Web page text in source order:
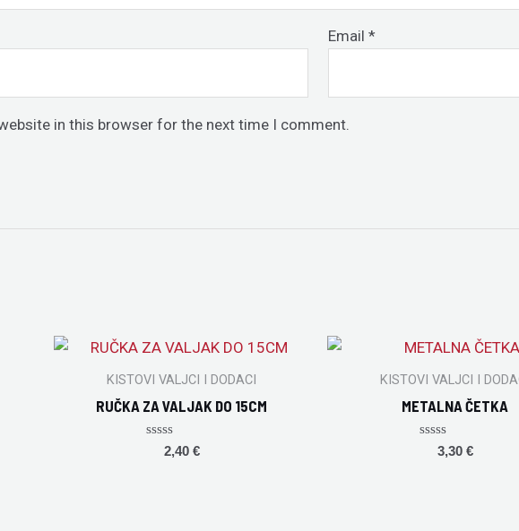
Email*
in this browser for the next time I comment.
KISTOVI VALJCI I DODACI
RUČKA ZA VALJAK DO 15CM
Rated
2,40 €
KISTOVI VALJCI I
METALNA ČETKA
Rated
3,30 €